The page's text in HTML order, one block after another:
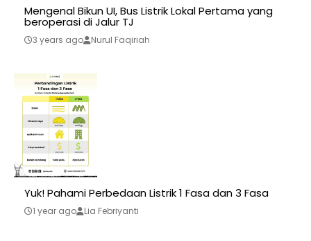
Mengenal Bikun UI, Bus Listrik Lokal Pertama yang
beroperasi di Jalur TJ
3 years ago Nurul Faqiriah
Yuk! Pahami Perbedaan Listrik 1 Fasa dan 3 Fasa
1 year ago Lia Febriyanti